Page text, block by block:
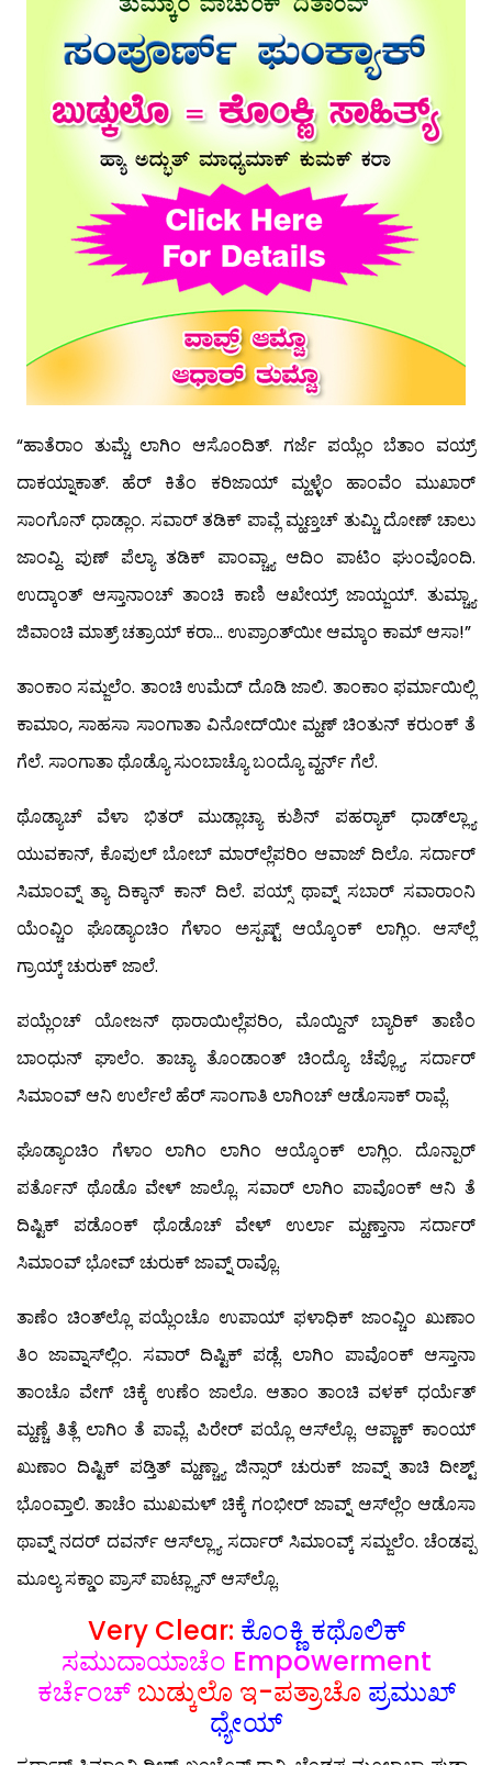
“ಹಾತೆರಾಂ ತುಮ್ಚೆ ಲಾಗಿಂ ಆಸೊಂದಿತ್. ಗರ್ಜೆ ಪಯ್ಲೆಂ ಬೆತಾಂ ವಯ್ರ್
ದಾಕಯ್ನಾಕಾತ್. ಹೆರ್ ಕಿತೆಂ ಕರಿಜಾಯ್ ಮ್ಹಳ್ಳೆಂ ಹಾಂವೆಂ ಮುಖಾರ್
ಸಾಂಗೊನ್ ಧಾಡ್ಲಾಂ. ಸವಾರ್ ತಡಿಕ್ ಪಾವ್ಲೆ ಮ್ಹಣ್ತಚ್ ತುಮ್ಚಿ ದೋಣ್ ಚಾಲು
ಜಾಂವ್ದಿ. ಪುಣ್ ಪೆಲ್ಯಾ ತಡಿಕ್ ಪಾಂವ್ಚ್ಯಾ ಆದಿಂ ಪಾಟಿಂ ಘುಂವೊಂದಿ.
ಉದ್ಕಾಂತ್ ಆಸ್ತಾನಾಂಚ್ ತಾಂಚಿ ಕಾಣಿ ಆಖೇಯ್ರ್ ಜಾಯ್ಜಯ್. ತುಮ್ಚ್ಯಾ
ಜಿವಾಂಚಿ ಮಾತ್ರ್ ಚತ್ರಾಯ್ ಕರಾ… ಉಪ್ರಾಂತ್‍ಯೀ ಆಮ್ಕಾಂ ಕಾಮ್ ಆಸಾ!”
ತಾಂಕಾಂ ಸಮ್ಜಲೆಂ. ತಾಂಚಿ ಉಮೆದ್ ದೊಡಿ ಜಾಲಿ. ತಾಂಕಾಂ ಫರ್ಮಾಯಿಲ್ಲಿ
ಕಾಮಾಂ, ಸಾಹಸಾ ಸಾಂಗಾತಾ ವಿನೋದ್‍ಯೀ ಮ್ಹಣ್ ಚಿಂತುನ್ ಕರುಂಕ್ ತೆ
ಗೆಲೆ. ಸಾಂಗಾತಾ ಥೊಡ್ಯೊ ಸುಂಬಾಚ್ಯೊ ಬಂದ್ಯೊ ವ್ಹರ್ನ್ ಗೆಲೆ.
ಥೊಡ್ಯಾಚ್ ವೆಳಾ ಭಿತರ್ ಮುಡ್ಲಾಚ್ಯಾ ಕುಶಿನ್ ಪಹರ್‍ಯಾಕ್ ಧಾಡ್‍ಲ್ಲ್ಯಾ
ಯುವಕಾನ್, ಕೊಪುಲ್ ಬೋಬ್ ಮಾರ್‌ಲ್ಲೆಪರಿಂ ಆವಾಜ್ ದಿಲೊ. ಸರ್ದಾರ್
ಸಿಮಾಂವ್ನ್ ತ್ಯಾ ದಿಕ್ಕಾನ್ ಕಾನ್ ದಿಲೆ. ಪಯ್ಸ್ ಥಾವ್ನ್ ಸಬಾರ್ ಸವಾರಾಂನಿ
ಯೆಂವ್ಚಿಂ ಘೊಡ್ಯಾಂಚಿಂ ಗೆಳಾಂ ಅಸ್ಪಷ್ಟ್ ಆಯ್ಕೊಂಕ್ ಲಾಗ್ಲಿಂ. ಆಸ್‍ಲ್ಲೆ
ಗ್ರಾಯ್ಕ್ ಚುರುಕ್ ಜಾಲೆ.
ಪಯ್ಲೆಂಚ್ ಯೋಜನ್ ಥಾರಾಯಿಲ್ಲೆಪರಿಂ, ಮೊಯ್ದಿನ್ ಬ್ಯಾರಿಕ್ ತಾಣಿಂ
ಬಾಂಧುನ್ ಘಾಲೆಂ. ತಾಚ್ಯಾ ತೊಂಡಾಂತ್ ಚಿಂದ್ಯೊ ಚೆಪ್ಲ್ಯೊ. ಸರ್ದಾರ್
ಸಿಮಾಂವ್ ಆನಿ ಉರ್ಲೆಲೆ ಹೆರ್ ಸಾಂಗಾತಿ ಲಾಗಿಂಚ್ ಆಡೊಸಾಕ್ ರಾವ್ಲೆ.
ಘೊಡ್ಯಾಂಚಿಂ ಗೆಳಾಂ ಲಾಗಿಂ ಲಾಗಿಂ ಆಯ್ಕೊಂಕ್ ಲಾಗ್ಲಿಂ. ದೊನ್ಪಾರ್
ಪರ್ತೊನ್ ಥೊಡೊ ವೇಳ್ ಜಾಲ್ಲೊ. ಸವಾರ್ ಲಾಗಿಂ ಪಾವೊಂಕ್ ಆನಿ ತೆ
ದಿಷ್ಟಿಕ್ ಪಡೊಂಕ್ ಥೊಡೊಚ್ ವೇಳ್ ಉರ್ಲಾ ಮ್ಹಣ್ತಾನಾ ಸರ್ದಾರ್
ಸಿಮಾಂವ್ ಭೋವ್ ಚುರುಕ್ ಜಾವ್ನ್ ರಾವ್ಲೊ.
ತಾಣೆಂ ಚಿಂತ್‍ಲ್ಲೊ ಪಯ್ಲೆಂಚೊ ಉಪಾಯ್ ಫಳಾಧಿಕ್ ಜಾಂವ್ಚಿಂ ಖುಣಾಂ
ತಿಂ ಜಾವ್ನಾಸ್‍ಲ್ಲಿಂ. ಸವಾರ್ ದಿಷ್ಟಿಕ್ ಪಡ್ಲೆ. ಲಾಗಿಂ ಪಾವೊಂಕ್ ಆಸ್ತಾನಾ
ತಾಂಚೊ ವೇಗ್ ಚಿಕ್ಕೆ ಉಣೆಂ ಜಾಲೊ. ಆತಾಂ ತಾಂಚಿ ವಳಕ್ ಧರ್ಯೆತ್
ಮ್ಹಣ್ಚೆ ತಿತ್ಲೆ ಲಾಗಿಂ ತೆ ಪಾವ್ಲೆ. ಪಿರೇರ್ ಪಯ್ಲೊ ಆಸ್‍ಲ್ಲೊ. ಆಪ್ಣಾಕ್ ಕಾಂಯ್
ಖುಣಾಂ ದಿಷ್ಟಿಕ್ ಪಡ್ತಿತ್ ಮ್ಹಣ್ಚ್ಯಾ ಜಿನ್ಸಾರ್ ಚುರುಕ್ ಜಾವ್ನ್ ತಾಚಿ ದೀಶ್ಟ್
ಭೊಂವ್ತಾಲಿ. ತಾಚೆಂ ಮುಖಮಳ್ ಚಿಕ್ಕೆ ಗಂಭೀರ್ ಜಾವ್ನ್ ಆಸ್‍ಲ್ಲೆಂ ಆಡೊಸಾ
ಥಾವ್ನ್ ನದರ್ ದವರ್ನ್ ಆಸ್‍ಲ್ಲ್ಯಾ ಸರ್ದಾರ್ ಸಿಮಾಂವ್ಕ್ ಸಮ್ಜಲೆಂ. ಚೆಂಡಪ್ಪ
ಮೂಲ್ಯ ಸಕ್ಡಾಂ ಪ್ರಾಸ್ ಪಾಟ್ಲ್ಯಾನ್ ಆಸ್‍ಲ್ಲೊ.
Very Clear: ಕೊಂಕ್ಣಿ ಕಥೊಲಿಕ್
ಸಮುದಾಯಾಚೆಂ Empowerment
ಕರ್ಚೆಂಚ್ಬುಡ್ಕುಲೊ ಇ-ಪತ್ರಾಚೊ ಪ್ರಮುಖ್
ಧ್ಯೇಯ್